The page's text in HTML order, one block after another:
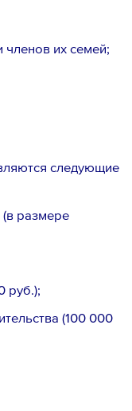
их семей;
следующие
размере
руб.);
(100 000